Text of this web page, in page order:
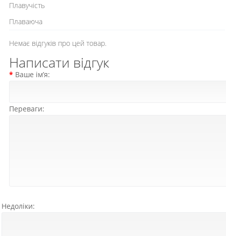
Плавучість
Плаваюча
Немає відгуків про цей товар.
Написати відгук
Ваше ім’я:
Переваги:
Недоліки: